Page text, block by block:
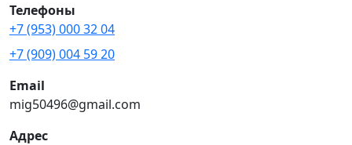
Телефоны
+7 (953) 000 32 04
+7 (909) 004 59 20
Email
mig50496@gmail.com
Адрес